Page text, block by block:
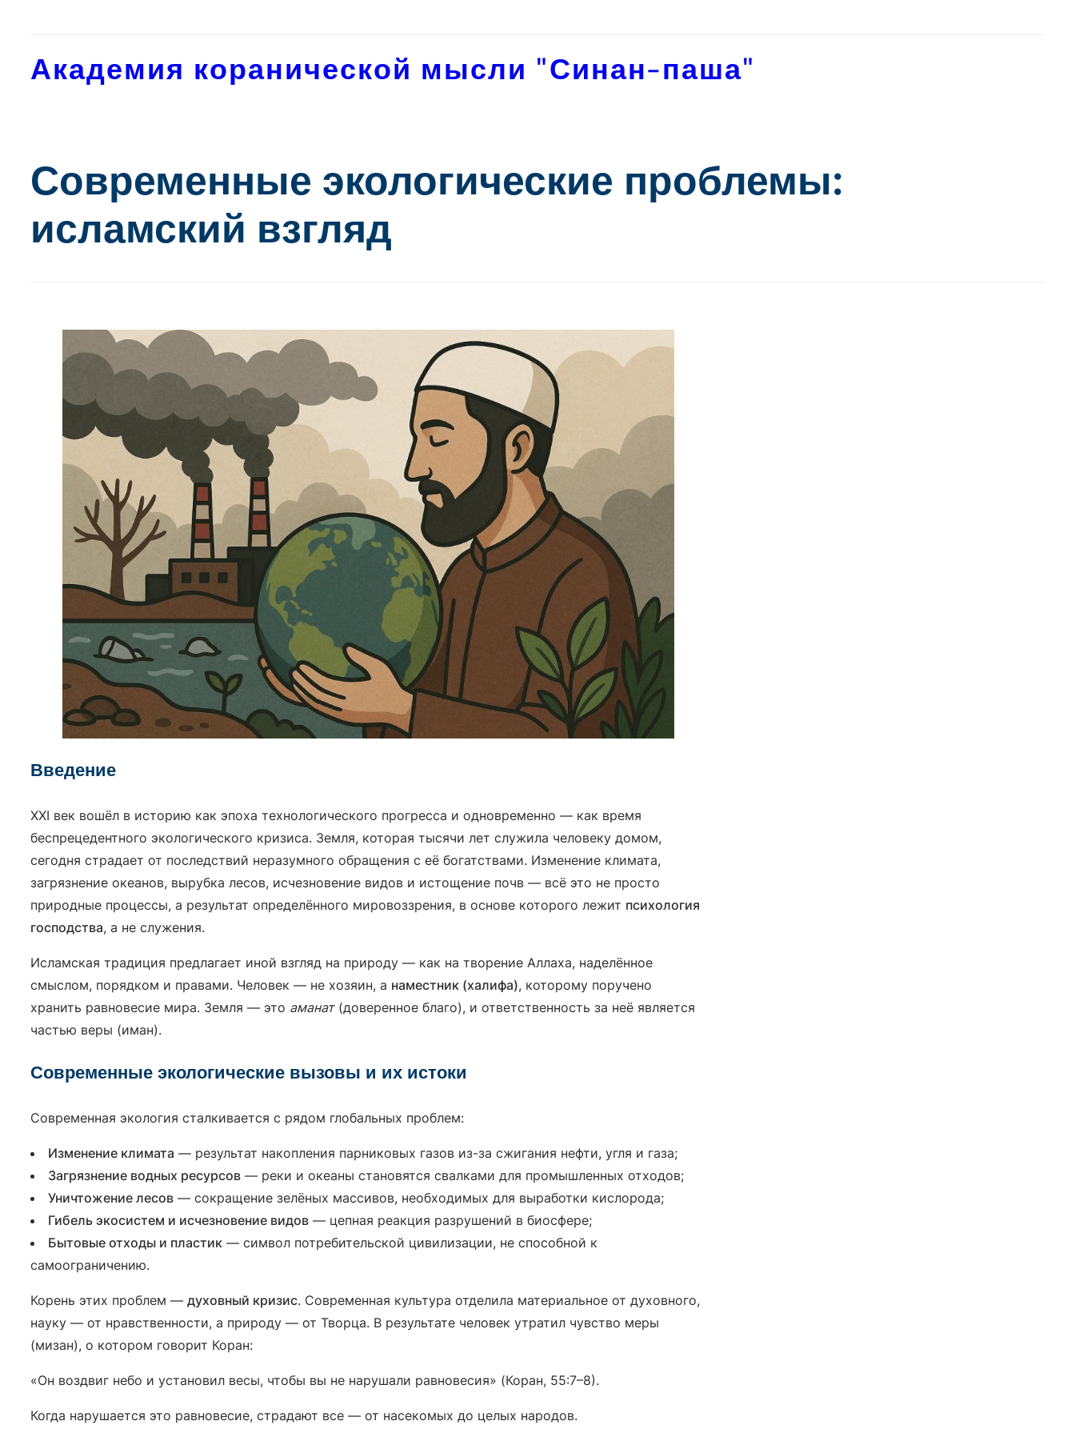
содержимому
Академия коранической мысли "Синан-паша"
Современные экологические проблемы:
исламский взгляд
Введение
XXI век вошёл в историю как эпоха технологического прогресса и одновременно — как время
беспрецедентного экологического кризиса. Земля, которая тысячи лет служила человеку домом,
сегодня страдает от последствий неразумного обращения с её богатствами. Изменение климата,
загрязнение океанов, вырубка лесов, исчезновение видов и истощение почв — всё это не просто
природные процессы, а результат определённого мировоззрения, в основе которого лежит психология
господства, а не служения.
Исламская традиция предлагает иной взгляд на природу — как на творение Аллаха, наделённое
смыслом, порядком и правами. Человек — не хозяин, а наместник (халифа), которому поручено
хранить равновесие мира. Земля — это аманат(доверенное благо), и ответственность за неё является
частью веры (иман).
Современные экологические вызовы и их истоки
Современная экология сталкивается с рядом глобальных проблем:
Изменение климата — результат накопления парниковых газов из-за сжигания нефти, угля и газа;
Загрязнение водных ресурсов — реки и океаны становятся свалками для промышленных отходов;
Уничтожение лесов — сокращение зелёных массивов, необходимых для выработки кислорода;
Гибель экосистем и исчезновение видов — цепная реакция разрушений в биосфере;
Бытовые отходы и пластик — символ потребительской цивилизации, не способной к
самоограничению.
Корень этих проблем — духовный кризис. Современная культура отделила материальное от духовного,
науку — от нравственности, а природу — от Творца. В результате человек утратил чувство меры
(мизан), о котором говорит Коран:
«Он воздвиг небо и установил весы, чтобы вы не нарушали равновесия» (Коран, 55:7–8).
Когда нарушается это равновесие, страдают все — от насекомых до целых народов.